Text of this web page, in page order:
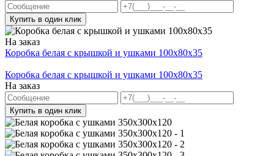
Купить в один клик
На заказ
Коробка белая с крышкой и ушками 100x80x35
Коробка белая с крышкой и ушками 100x80x35
На заказ
Купить в один клик